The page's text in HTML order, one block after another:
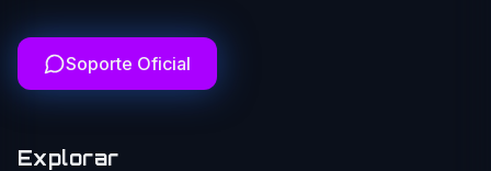
Soporte Oficial
Explorar